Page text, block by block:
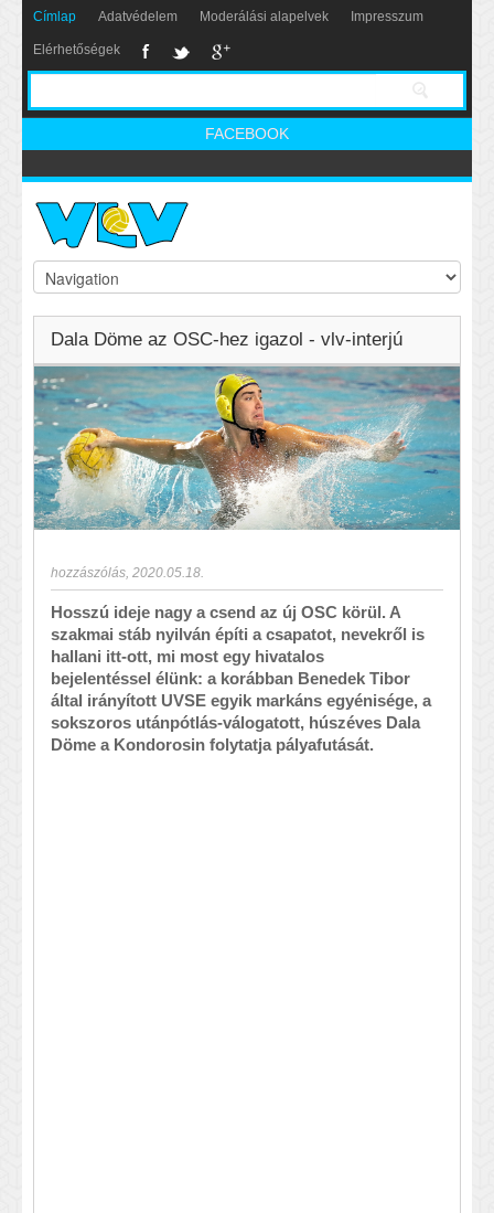
Címlap Adatvédelem Moderálási alapelvek Impresszum
Elérhetőségek
FACEBOOK
Dala Döme az OSC-hez igazol - vlv-interjú
hozzászólás 2020.05.18.
Hosszú ideje nagy a csend az új OSC körül. A
szakmai stáb nyilván építi a csapatot, nevekről is
hallani itt-ott, mi most egy hivatalos
bejelentéssel élünk: a korábban Benedek Tibor
által irányított UVSE egyik markáns egyénisége, a
sokszoros utánpótlás-válogatott, húszéves Dala
Döme a Kondorosin folytatja pályafutását.